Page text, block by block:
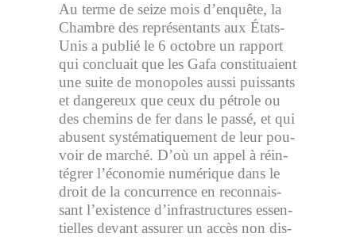
Au terme de seize mois d’en­quête, la
Chambre des re­pré­sen­tants aux États-
Unis a pu­blié le 6 oc­tobre un rap­port
qui concluait que les Gafa consti­tuaient
une suite de mo­no­poles aussi puis­sants
et dan­ge­reux que ceux du pé­trole ou
des che­mins de fer dans le passé, et qui
abusent sys­té­ma­ti­que­ment de leur pou­
voir de marché. D’où un appel à ré­in­
té­grer l’éco­no­mie nu­mé­rique dans le
droit de la concur­rence en re­con­nais­
sant l’exis­tence d’in­fra­struc­tures es­sen­
tielles de­vant as­su­rer un accès non dis­